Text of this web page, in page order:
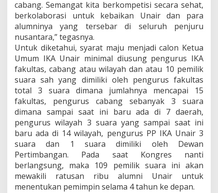
cabang. Semangat kita berkompetisi secara sehat,
berkolaborasi untuk kebaikan Unair dan para
alumninya yang tersebar di seluruh penjuru
nusantara,” tegasnya.
Untuk diketahui, syarat maju menjadi calon Ketua
Umum IKA Unair minimal diusung pengurus IKA
fakultas, cabang atau wilayah dan atau 10 pemilik
suara sah yang dimiliki oleh pengurus fakultas
total 3 suara dimana jumlahnya mencapai 15
fakultas, pengurus cabang sebanyak 3 suara
dimana sampai saat ini baru ada di 7 daerah,
pengurus wilayah 3 suara yang sampai saat ini
baru ada di 14 wilayah, pengurus PP IKA Unair 3
suara dan 1 suara dimiliki oleh Dewan
Pertimbangan. Pada saat Kongres nanti
berlangsung, maka 109 pemilik suara ini akan
mewakili ratusan ribu alumni Unair untuk
menentukan pemimpin selama 4 tahun ke depan.